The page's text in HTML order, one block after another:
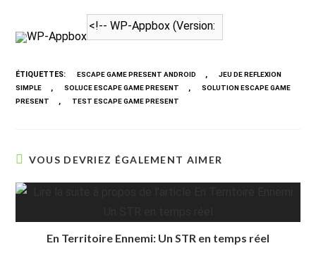
WP-Appbox
ÉTIQUETTES: ESCAPE GAME PRESENT ANDROID ,
JEU DE REFLEXION
SIMPLE
, SOLUCE ESCAPE GAME PRESENT ,
SOLUTION ESCAPE GAME
PRESENT
, TEST ESCAPE GAME PRESENT
VOUS DEVRIEZ ÉGALEMENT AIMER
En Territoire Ennemi: Un STR en temps réel